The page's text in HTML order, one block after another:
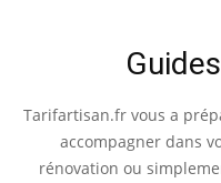
Tarifartisan.fr vous a
accompagner dans
rénovation ou